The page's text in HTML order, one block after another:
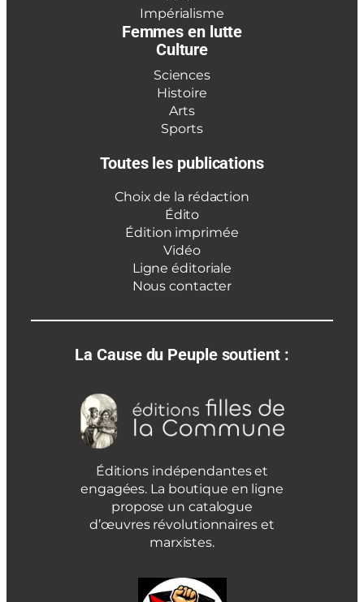
Impérialisme
Femmes en lutte
Culture
Sciences
Histoire
Arts
Sports
Toutes les publications
Choix de la rédaction
Édito
Édition imprimée
Vidéo
Ligne éditoriale
Nous contacter
La Cause du Peuple soutient :
Éditions indépendantes et
engagées. La boutique en ligne
propose un catalogue
d’œuvres révolutionnaires et
marxistes.